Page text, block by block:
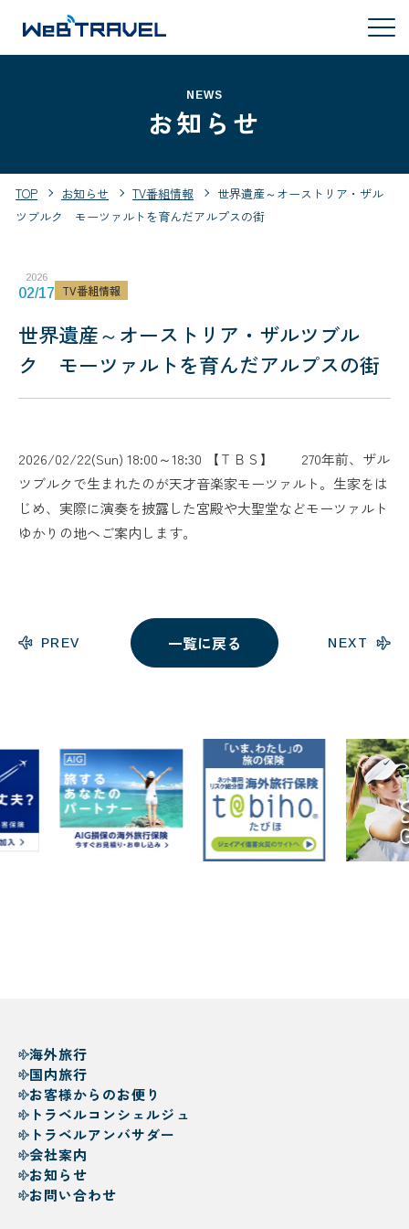
NEWS
お知らせ
TOP お知らせ TV番組情報
世界遺産～オーストリア・ザル
ツブルク モーツァルトを育んだアルプスの街
2026
02/17 TV番組情報
世界遺産～オーストリア・ザルツブル
ク モーツァルトを育んだアルプスの街
2026/02/22(Sun) 18:00～18:30 【ＴＢＳ】 270年前、ザル
ツブルクで生まれたのが天才音楽家モーツァルト。生家をは
じめ、実際に演奏を披露した宮殿や大聖堂などモーツァルト
ゆかりの地へご案内します。
PREV 一覧に戻る NEXT
海外旅行
国内旅行
お客様からのお便り
トラベルコンシェルジュ
トラベルアンバサダー
会社案内
お知らせ
お問い合わせ